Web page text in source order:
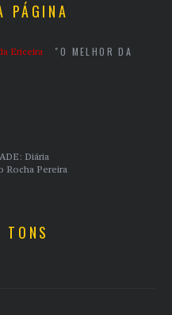
PÁGINA
"O MELHOR DA
Diária
Rocha Pereira
TONS